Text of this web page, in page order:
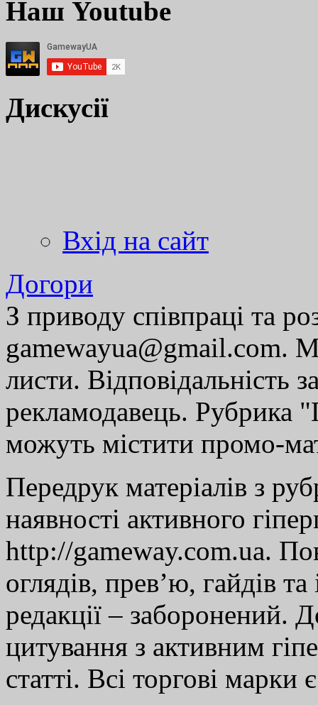
Наш Youtube
Дискусії
Вхід на сайт
Догори
З приводу співпраці та
gamewayua@gmail.com.
листи. Відповідальність
рекламодавець. Рубрика
можуть містити промо-
Передрук матеріалів з
наявності активного
http://gameway.com.ua.
оглядів, прев’ю, гайдів
редакції – заборонений.
цитування з активним
статті. Всі торгові марки